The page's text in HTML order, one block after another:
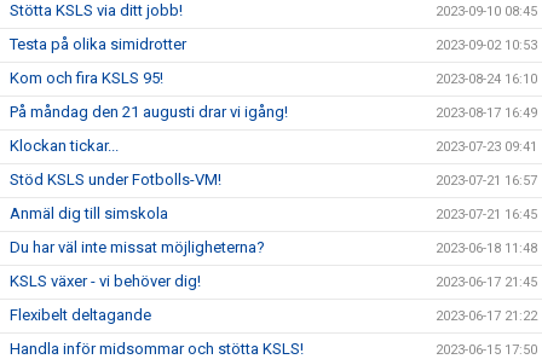
Stötta KSLS via ditt jobb! 2023-09-10 08:45
Testa på olika simidrotter 2023-09-02 10:53
Kom och fira KSLS 95! 2023-08-24 16:10
På måndag den 21 augusti drar vi igång! 2023-08-17 16:49
Klockan tickar... 2023-07-23 09:41
Stöd KSLS under Fotbolls-VM! 2023-07-21 16:57
Anmäl dig till simskola 2023-07-21 16:45
Du har väl inte missat möjligheterna? 2023-06-18 11:48
KSLS växer - vi behöver dig! 2023-06-17 21:45
Flexibelt deltagande 2023-06-17 21:22
Handla inför midsommar och stötta KSLS! 2023-06-15 17:50